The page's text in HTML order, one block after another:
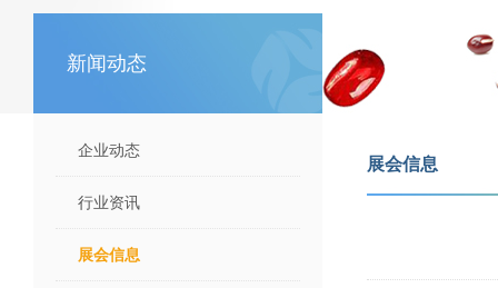
新闻动态
企业动态
行业资讯
展会信息
展会信息